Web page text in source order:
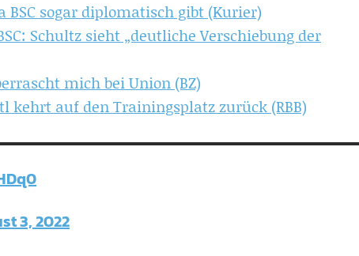
BSC sogar diplomatisch gibt (Kurier)
Schultz sieht „deutliche Verschiebung der
mich bei Union (BZ)
kehrt auf den Trainingsplatz zurück (RBB)
3, 2022